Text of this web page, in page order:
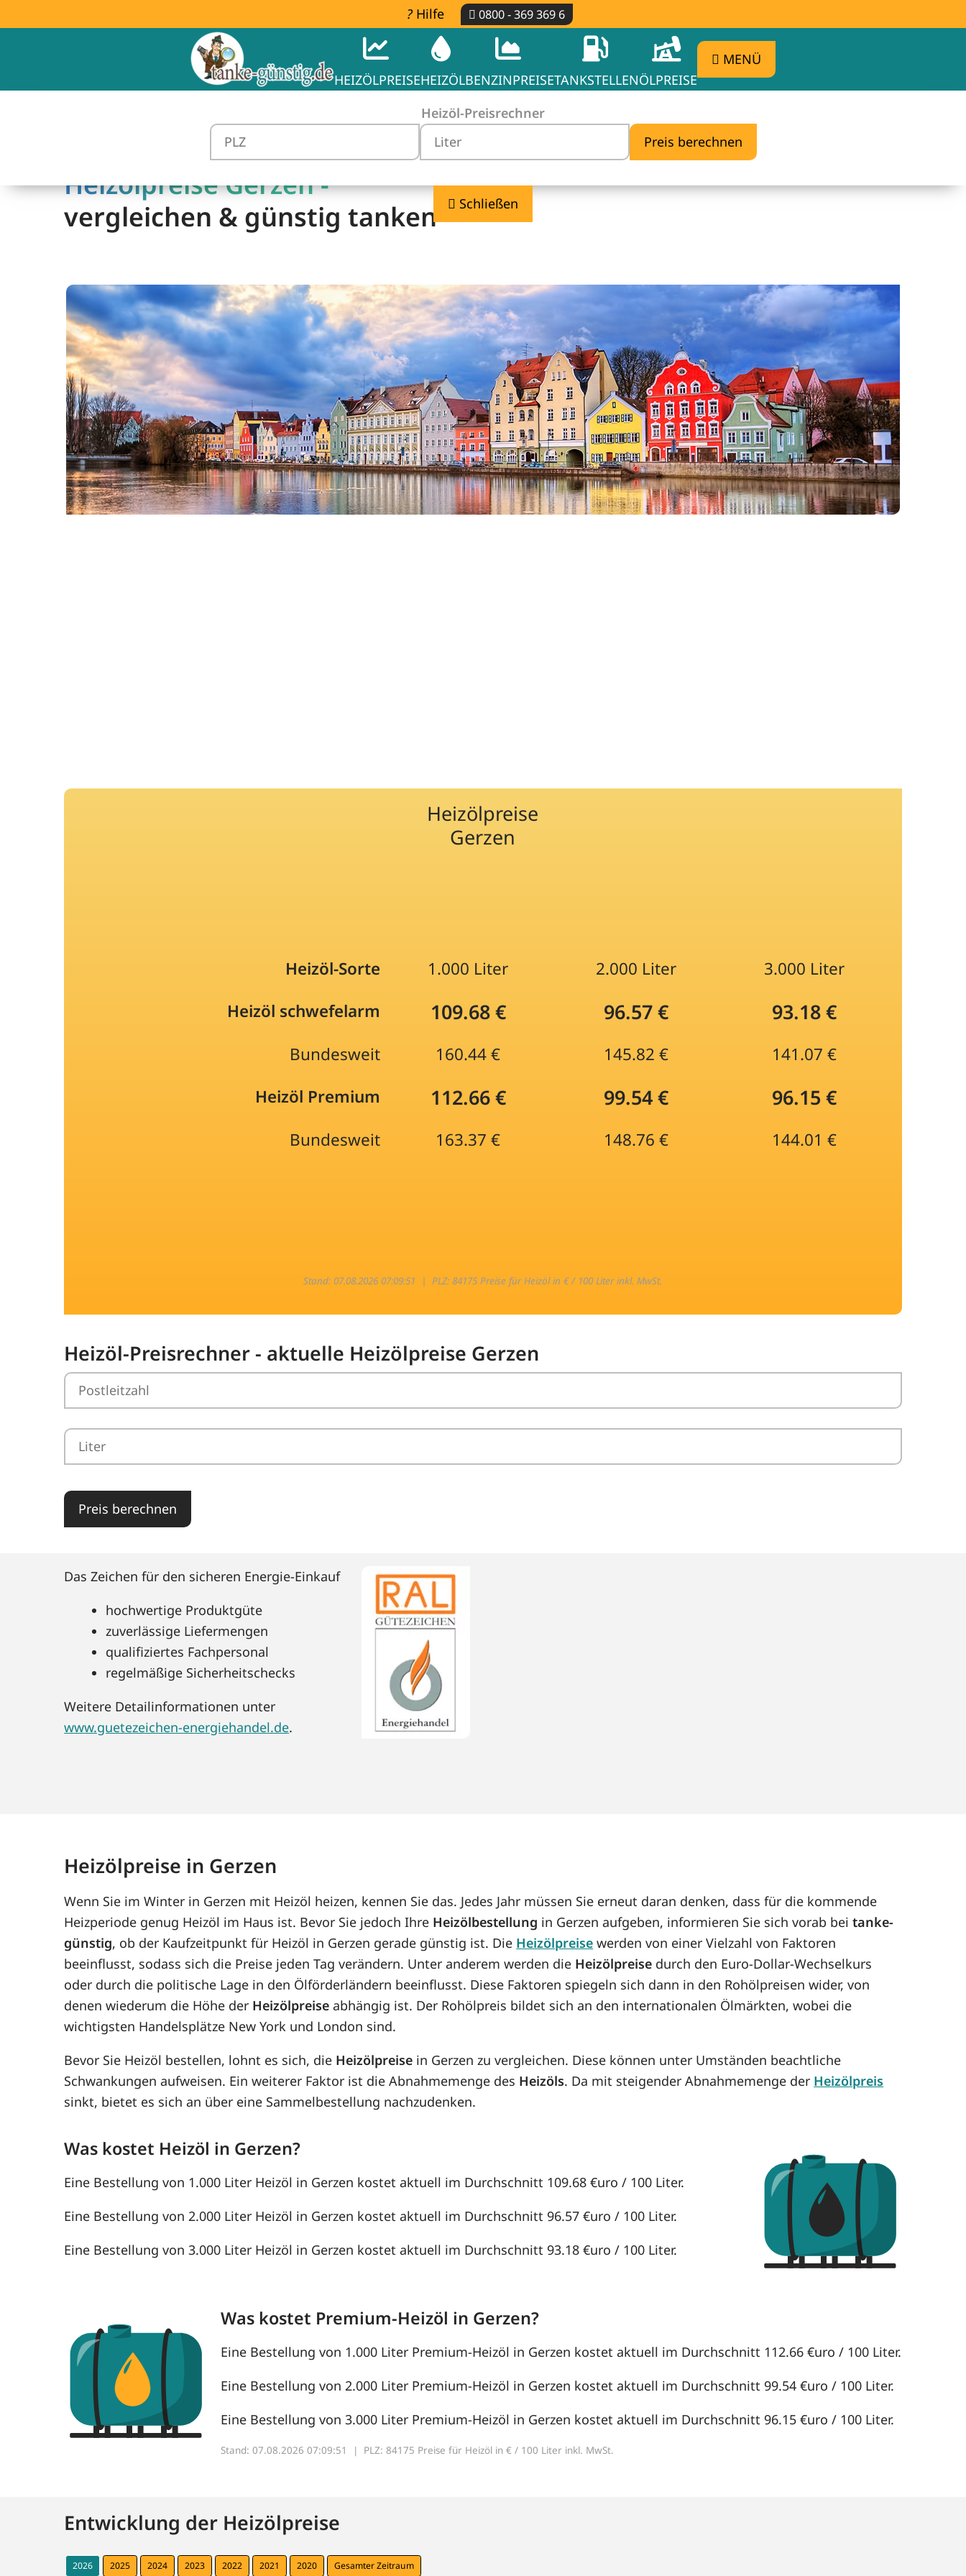
Hilfe 0800 - 369 369 6
HEIZÖLPREISEHEIZÖLBENZINPREISETANKSTELLENÖLPREISE
MENÜ
Heizöl-Preisrechner
Schließen
Heizölpreise Gerzen -
vergleichen & günstig tanken
Heizölpreise
Gerzen
Heizöl-Sorte 1.000 Liter 2.000 Liter
3.000 Liter
Heizöl schwefelarm
109.68 € 96.57 € 93.18 €
Bundesweit 160.44 € 145.82 €
141.07 €
Heizöl Premium
112.66 € 99.54 € 96.15 €
Bundesweit 163.37 € 148.76 € 144.01 €
Stand: 07.08.2026 07:09:51 |PLZ: 84175 Preise für Heizöl in € / 100 Liter inkl. MwSt.
Heizöl-Preisrechner - aktuelle Heizölpreise Gerzen
Preis berechnen
Das Zeichen für den sicheren Energie-Einkauf
hochwertige Produktgüte
zuverlässige Liefermengen
qualifiziertes Fachpersonal
regelmäßige Sicherheitschecks
Weitere Detailinformationen unter
www.guetezeichen-energiehandel.de.
Heizölpreise in Gerzen
Wenn Sie im Winter in Gerzen mit Heizöl heizen, kennen Sie das. Jedes Jahr müssen Sie erneut daran denken, dass für die kommende
Heizperiode genug Heizöl im Haus ist. Bevor Sie jedoch Ihre Heizölbestellung in Gerzen aufgeben, informieren Sie sich vorab beitanke-
günstig, ob der Kaufzeitpunkt für Heizöl in Gerzen gerade günstig ist. Die Heizölpreise werden von einer Vielzahl von Faktoren
beeinflusst, sodass sich die Preise jeden Tag verändern. Unter anderem werden die Heizölpreise durch den Euro-Dollar-Wechselkurs
oder durch die politische Lage in den Ölförderländern beeinflusst. Diese Faktoren spiegeln sich dann in den Rohölpreisen wider, von
denen wiederum die Höhe der Heizölpreise abhängig ist. Der Rohölpreis bildet sich an den internationalen Ölmärkten, wobei die
wichtigsten Handelsplätze New York und London sind.
Bevor Sie Heizöl bestellen, lohnt es sich, die Heizölpreise in Gerzen zu vergleichen. Diese können unter Umständen beachtliche
Schwankungen aufweisen. Ein weiterer Faktor ist die Abnahmemenge des Heizöls. Da mit steigender Abnahmemenge der Heizölpreis
sinkt, bietet es sich an über eine Sammelbestellung nachzudenken.
Was kostet Heizöl in Gerzen?
Eine Bestellung von 1.000 Liter Heizöl in Gerzen kostet aktuell im Durchschnitt 109.68 €uro / 100 Liter.
Eine Bestellung von 2.000 Liter Heizöl in Gerzen kostet aktuell im Durchschnitt 96.57 €uro / 100 Liter.
Eine Bestellung von 3.000 Liter Heizöl in Gerzen kostet aktuell im Durchschnitt 93.18 €uro / 100 Liter.
Was kostet Premium-Heizöl in Gerzen?
Eine Bestellung von 1.000 Liter Premium-Heizöl in Gerzen kostet aktuell im Durchschnitt 112.66 €uro / 100 Liter.
Eine Bestellung von 2.000 Liter Premium-Heizöl in Gerzen kostet aktuell im Durchschnitt 99.54 €uro / 100 Liter.
Eine Bestellung von 3.000 Liter Premium-Heizöl in Gerzen kostet aktuell im Durchschnitt 96.15 €uro / 100 Liter.
Stand: 07.08.2026 07:09:51 | PLZ: 84175 Preise für Heizöl in € / 100 Liter inkl. MwSt.
Entwicklung der Heizölpreise
2026 2025 2024 2023 2022 2021 2020 Gesamter Zeitraum